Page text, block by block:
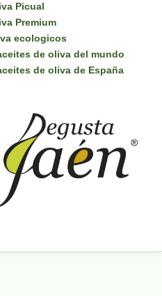
Picual
Premium
ecologicos
de oliva del mundo
de oliva de España